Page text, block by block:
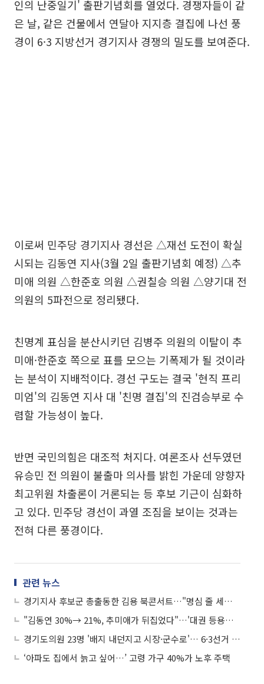
인의 난중일기' 출판기념회를 열었다. 경쟁자들이 같
은 날, 같은 건물에서 연달아 지지층 결집에 나선 풍
경이 6·3 지방선거 경기지사 경쟁의 밀도를 보여준다.
이로써 민주당 경기지사 경선은 △재선 도전이 확실
시되는 김동연 지사(3월 2일 출판기념회 예정) △추
미애 의원 △한준호 의원 △권칠승 의원 △양기대 전
의원의 5파전으로 정리됐다.
친명계 표심을 분산시키던 김병주 의원의 이탈이 추
미애·한준호 쪽으로 표를 모으는 기폭제가 될 것이라
는 분석이 지배적이다. 경선 구도는 결국 '현직 프리
미엄'의 김동연 지사 대 '친명 결집'의 진검승부로 수
렴할 가능성이 높다.
반면 국민의힘은 대조적 처지다. 여론조사 선두였던
유승민 전 의원이 불출마 의사를 밝힌 가운데 양향자
최고위원 차출론이 거론되는 등 후보 기근이 심화하
고 있다. 민주당 경선이 과열 조짐을 보이는 것과는
전혀 다른 풍경이다.
관련 뉴스
경기지사 후보군 총출동한 김용 북콘서트…"명심 줄 세우기"인가, "친명세력 결집"인가
"김동연 30%→ 21%, 추미애가 뒤집었다"…'대권 등용문' 경기도, 100일 전쟁의 서막
경기도의원 23명 '배지 내던지고 시장·군수로'… 6·3선거 100일전, 대권 등용문 경기도가 끓는다
‘아파도 집에서 늙고 싶어…’ 고령 가구 40%가 노후 주택